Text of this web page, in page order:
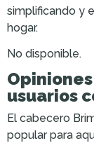
simplificando y
hogar.
No disponible.
usuarios
El cabecero
popular para